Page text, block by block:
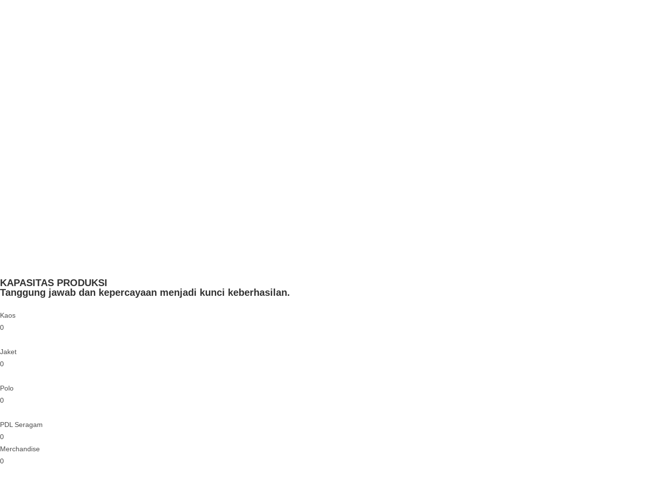
KAPASITAS PRODUKSI
Tanggung jawab dan kepercayaan menjadi kunci keberhasilan.
Kaos
0
Jaket
0
Polo
0
PDL Seragam
0
Merchandise
0